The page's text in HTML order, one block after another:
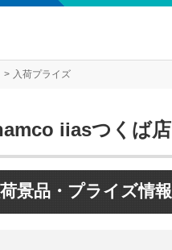
入荷プライズ
iiasつくば店
景品・プライズ情報